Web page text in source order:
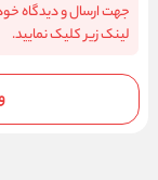
جهت ارسال و دیدگاه
لینک زیر کلیک نمایید.